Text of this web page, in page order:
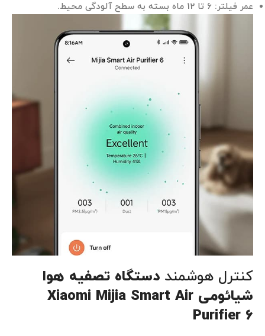
عمر فیلتر: 6 تا 12 ماه بسته به سطح آلودگی محیط.
کنترل هوشمند دستگاه تصفیه هوا
شیائومی Xiaomi Mijia Smart Air
Purifier 6